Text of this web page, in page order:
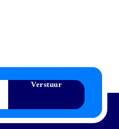
Verstuur